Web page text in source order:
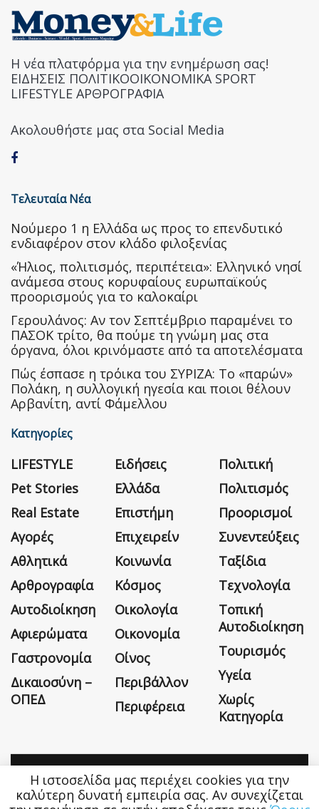
Η νέα πλατφόρμα για την ενημέρωση σας!
ΕΙΔΗΣΕΙΣ ΠΟΛΙΤΙΚΟΟΙΚΟΝΟΜΙΚΑ SPORT
LIFESTYLE ΑΡΘΡΟΓΡΑΦΙΑ
Ακολουθήστε μας στα Social Media
Τελευταία Νέα
Nούμερο 1 η Ελλάδα ως προς το επενδυτικό
ενδιαφέρον στον κλάδο φιλοξενίας
«Ήλιος, πολιτισμός, περιπέτεια»: Ελληνικό νησί
ανάμεσα στους κορυφαίους ευρωπαϊκούς
προορισμούς για το καλοκαίρι
Γερουλάνος: Αν τον Σεπτέμβριο παραμένει το
ΠΑΣΟΚ τρίτο, θα πούμε τη γνώμη μας στα
όργανα, όλοι κρινόμαστε από τα αποτελέσματα
Πώς έσπασε η τρόικα του ΣΥΡΙΖΑ: Το «παρών»
Πολάκη, η συλλογική ηγεσία και ποιοι θέλουν
Αρβανίτη, αντί Φάμελλου
Κατηγορίες
LIFESTYLE
Pet Stories
Real Estate
Αγορές
Αθλητικά
Αρθρογραφία
Αυτοδιοίκηση
Αφιερώματα
Γαστρονομία
Δικαιοσύνη –
ΟΠΕΔ
Ειδήσεις
Ελλάδα
Επιστήμη
Επιχειρείν
Κοινωνία
Κόσμος
Οικολογία
Οικονομία
Οίνος
Περιβάλλον
Περιφέρεια
Πολιτική
Πολιτισμός
Προορισμοί
Συνεντεύξεις
Ταξίδια
Τεχνολογία
Τοπική
Αυτοδιοίκηση
Τουρισμός
Υγεία
Χωρίς
Κατηγορία
Η εταιρεία Όροι Χρήσης Επικοινωνία
Η ιστοσελίδα μας περιέχει cookies για την
καλύτερη δυνατή εμπειρία σας. Αν συνεχίζεται